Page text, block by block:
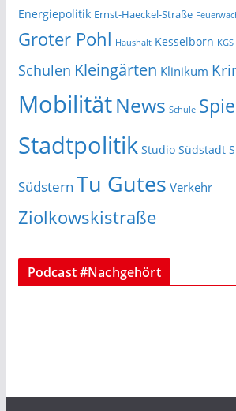
Energiepolitik Ernst-Haeckel-Straße
Groter Pohl Haushalt Kesselborn KGS
Schulen Kleingärten Klinikum
MobilitätNews Schule
Stadtpolitik Studio Südstadt
Südstern Tu Gutes Verkehr
Ziolkowskistraße
Podcast #Nachgehört